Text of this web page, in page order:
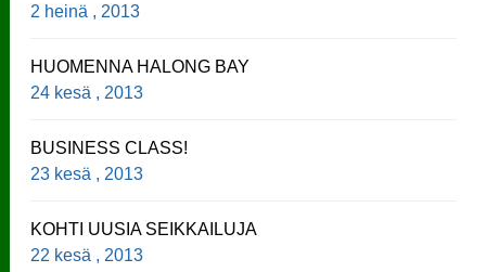
2 heinä , 2013
HUOMENNA HALONG BAY
24 kesä , 2013
BUSINESS CLASS!
23 kesä , 2013
KOHTI UUSIA SEIKKAILUJA
22 kesä , 2013